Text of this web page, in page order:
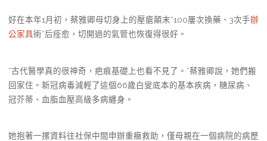
好在本年1月初，蔡雅卿母切身上的壓瘡顛末“100屢次換藥、3次手辦
公家具術”后痊愈，切開過的氣管也恢復得很好。
“古代醫學真的很神奇，疤痕基礎上也看不見了。”蔡雅卿說，她們搬
回家住。新冠病毒減輕了這個66歲白叟底本的基本疾病，糖尿病、
冠芥蒂、血脂血壓高級多病纏身。
她抱著一摞資料往社保中間申辦重癥救助，僅母親在一個病院的病歷